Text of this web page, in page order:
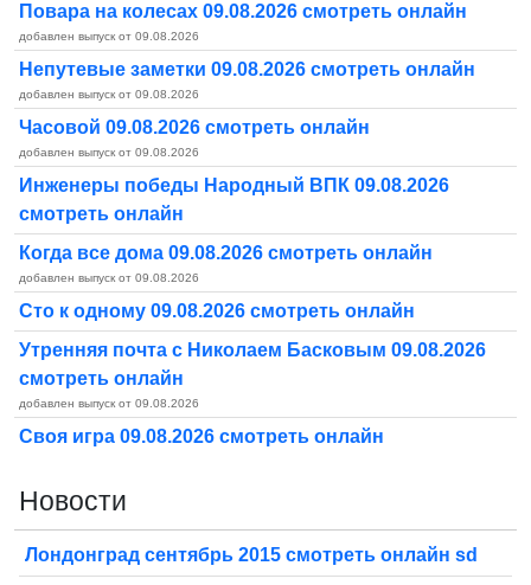
Повара на колесах 09.08.2026 смотреть онлайн
добавлен выпуск от 09.08.2026
Непутевые заметки 09.08.2026 смотреть онлайн
добавлен выпуск от 09.08.2026
Часовой 09.08.2026 смотреть онлайн
добавлен выпуск от 09.08.2026
Инженеры победы Народный ВПК 09.08.2026
смотреть онлайн
Когда все дома 09.08.2026 смотреть онлайн
добавлен выпуск от 09.08.2026
Сто к одному 09.08.2026 смотреть онлайн
Утренняя почта с Николаем Басковым 09.08.2026
смотреть онлайн
добавлен выпуск от 09.08.2026
Своя игра 09.08.2026 смотреть онлайн
Новости
Лондонград сентябрь 2015 смотреть онлайн sd